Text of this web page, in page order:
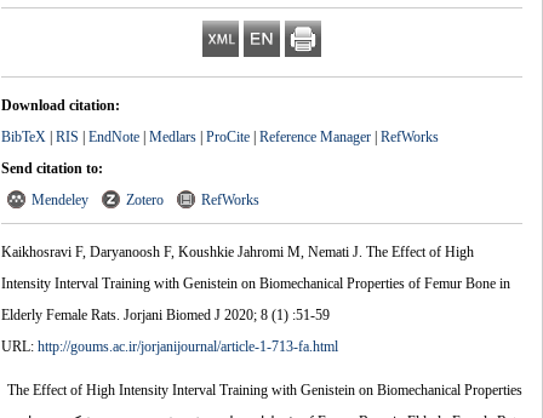
Download citation:
BibTeX|RIS|EndNote|Medlars|ProCite|Reference Manager|RefWorks
Send citation to:
Mendeley
Zotero RefWorks
Kaikhosravi F, Daryanoosh F, Koushkie Jahromi M, Nemati J. The Effect of High
Intensity Interval Training with Genistein on Biomechanical Properties of Femur Bone in
Elderly Female Rats. Jorjani Biomed J 2020; 8 (1) :51-59
URL:http://goums.ac.ir/jorjanijournal/article-1-713-fa.html
The Effect of High Intensity Interval Training with Genistein on Biomechanical Properties